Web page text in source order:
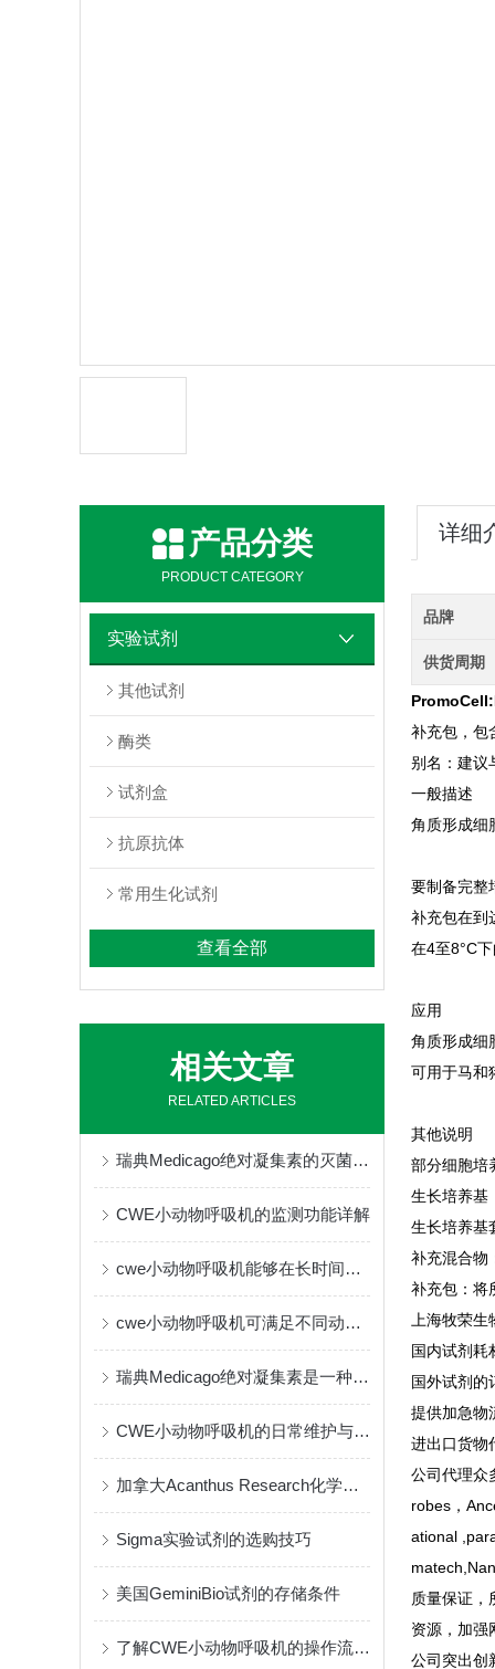
产品分类
PRODUCT CATEGORY
实验试剂
其他试剂
酶类
试剂盒
抗原抗体
常用生化试剂
查看全部
相关文章
RELATED ARTICLES
瑞典Medicago绝对凝集素的灭菌方式
CWE小动物呼吸机的监测功能详解
cwe小动物呼吸机能够在长时间实验中保持一致的输出
cwe小动物呼吸机可满足不同动物的生理需要
瑞典Medicago绝对凝集素是一种创新的免疫疗法
CWE小动物呼吸机的日常维护与保养指南
加拿大Acanthus Research化学试剂的作用与应用
Sigma实验试剂的选购技巧
美国GeminiBio试剂的存储条件
了解CWE小动物呼吸机的操作流程与维护
详细
品牌
供货周期
补充包，包
别名：建议
一般描述
角质形成细
要制备完整
补充包在到
在4至8°C
应用
角质形成细
可用于马和
其他说明
部分细胞培
生长培养基
生长培养基
补充混合物
补充包：将
上海牧荣
国内试剂耗
国外试剂的
提供加急物
进出口货物
公司代理众
robes，
ational
质量保证，
资源，加强
公司突出创